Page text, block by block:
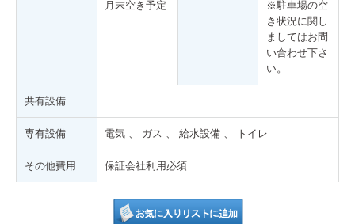
月末空き予定
※駐車場の空
き状況に関し
ましてはお問
い合わせ下さ
い。
共有設備
専有設備 電気 、 ガス 、 給水設備 、 トイレ
その他費用 保証会社利用必須